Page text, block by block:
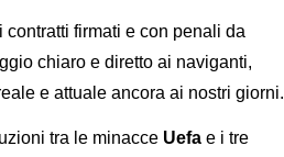
contratti firmati e con penali da
chiaro e diretto ai naviganti,
e attuale ancora ai nostri giorni.
tra le minacce Uefa e i tre